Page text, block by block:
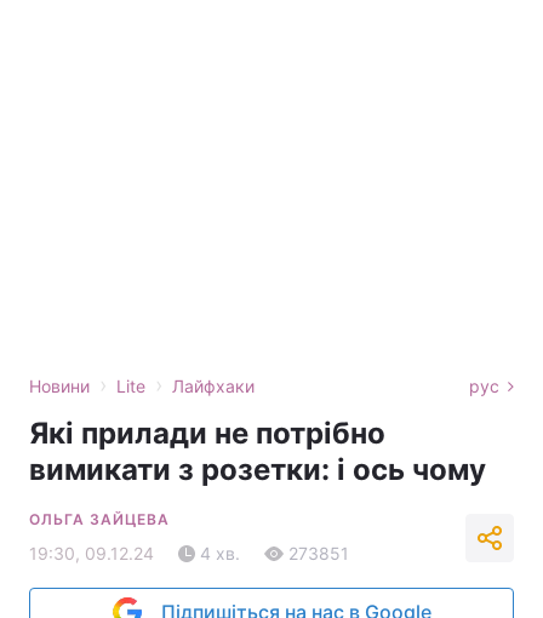
Новини › Lite › Лайфхаки рус
Які прилади не потрібно
вимикати з розетки: і ось чому
ОЛЬГА ЗАЙЦЕВА
19:30, 09.12.24 4 хв. 273851
Підпишіться на нас в Google